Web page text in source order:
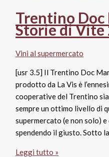
vini
“Grandi
Vigne”
Capodanno
Trentino
Storie di Vite
Vini al supermercato
[usr 3.5] Il Trentino Doc
prodotto da La Vis è
cooperative del Trentino
sempre un ottimo livello di
supermercato (e non solo) e
spendendo il giusto. Sotto
Trentino
Leggi tutto »